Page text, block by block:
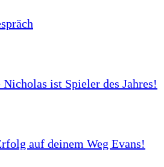
Nicholas ist Spieler des Jahres!
auf deinem Weg Evans!